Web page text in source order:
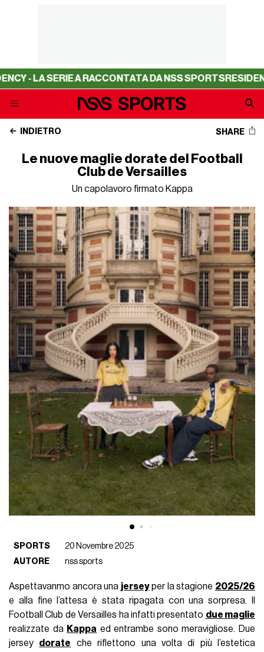
SERIE A RACCONTATA DA NSS SPORTSRESIDENCY - LA
INDIETRO SHARE
Le nuove maglie dorate del Football
Club de Versailles
Un capolavoro firmato Kappa
SPORTS
20 Novembre 2025
AUTORE
nss sports
Aspettavanmo ancora una jerseyper la stagione 2025/26
e alla fine l’attesa è stata ripagata con una sorpresa. Il
Football Club de Versailles ha infatti presentato due maglie
realizzate da Kappa ed entrambe sono meravigliose. Due
jersey dorate che riflettono una volta di più l’estetica